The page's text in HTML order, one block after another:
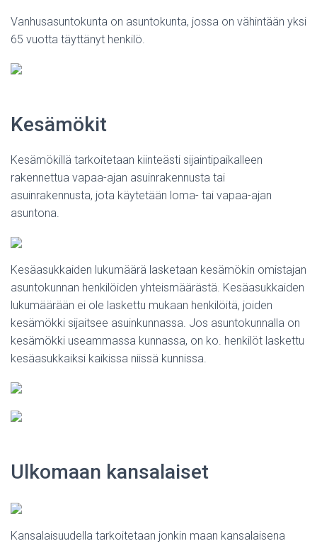
Vanhusasuntokunta on asuntokunta, jossa on vähintään yksi
65 vuotta täyttänyt henkilö.
Kesämökit
Kesämökillä tarkoitetaan kiinteästi sijaintipaikalleen
rakennettua vapaa-ajan asuinrakennusta tai
asuinrakennusta, jota käytetään loma- tai vapaa-ajan
asuntona.
Kesäasukkaiden lukumäärä lasketaan kesämökin omistajan
asuntokunnan henkilöiden yhteismäärästä. Kesäasukkaiden
lukumäärään ei ole laskettu mukaan henkilöitä, joiden
kesämökki sijaitsee asuinkunnassa. Jos asuntokunnalla on
kesämökki useammassa kunnassa, on ko. henkilöt laskettu
kesäasukkaiksi kaikissa niissä kunnissa.
Ulkomaan kansalaiset
Kansalaisuudella tarkoitetaan jonkin maan kansalaisena